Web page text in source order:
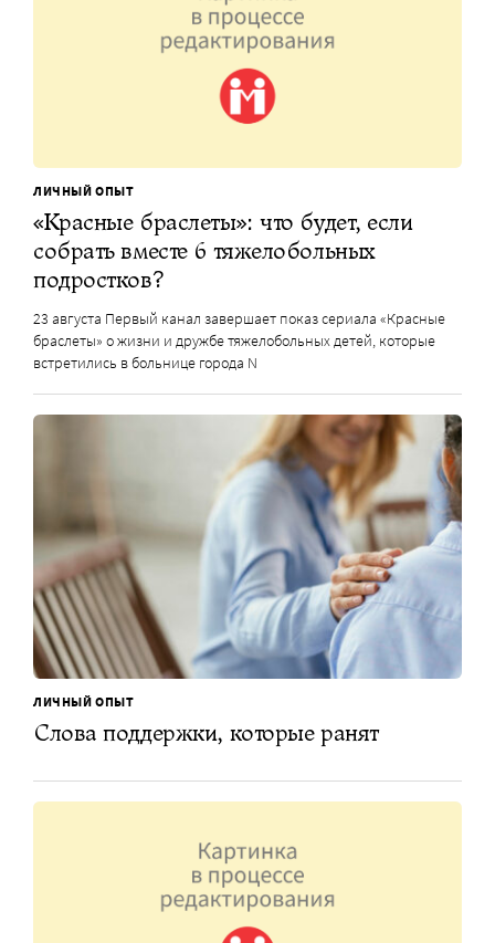
ЛИЧНЫЙ ОПЫТ
«Красные браслеты»: что будет, если
собрать вместе 6 тяжелобольных
подростков?
23 августа Первый канал завершает показ сериала «Красные
браслеты» о жизни и дружбе тяжелобольных детей, которые
встретились в больнице города N
ЛИЧНЫЙ ОПЫТ
Слова поддержки, которые ранят